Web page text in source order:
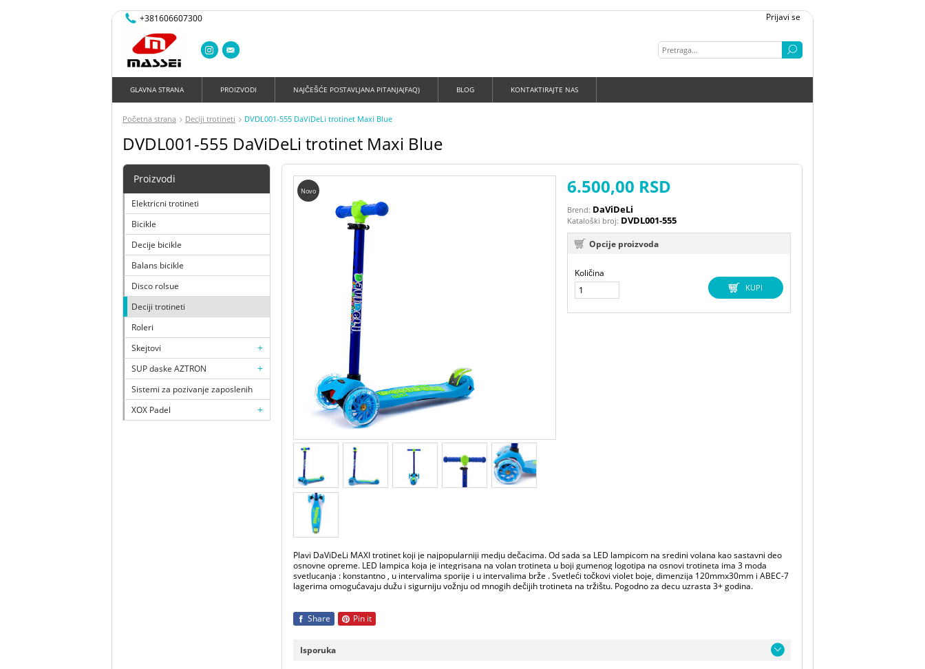
+381606607300 Prijavi se
GLAVNA STRANA PROIZVODI NAJČEŠĆE POSTAVLJANA PITANJA(FAQ) BLOG KONTAKTIRAJTE NAS
Početna strana Deciji trotineti DVDL001-555 DaViDeLi trotinet Maxi Blue
DVDL001-555 DaViDeLi trotinet Maxi Blue
Proizvodi
Elektricni trotineti
Bicikle
Decije bicikle
Balans bicikle
Disco rolsue
Deciji trotineti
Roleri
Skejtovi
+
SUP daske AZTRON +
Sistemi za pozivanje zaposlenih
XOX Padel
+
Novo 6.500,00 RSD
Brend: DaViDeLi
Kataloški broj: DVDL001-555
Opcije proizvoda
Količina
KUPI
Plavi DaViDeLi MAXI trotinet koji je najpopularniji medju dečacima. Od sada sa LED lampicom na sredini volana kao sastavni deo
osnovne opreme. LED lampica koja je integrisana na volan trotineta u boji gumenog logotipa na osnovi trotineta ima 3 moda
svetlucanja : konstantno , u intervalima sporije i u intervalima brže . Svetleći točkovi violet boje, dimenzija 120mmx30mm i ABEC-7
lagerima omogućavaju dužu i sigurniju vožnju od mnogih dečijih trotineta na tržištu. Pogodno za decu uzrasta 3+ godina.
Share Pin it
Isporuka